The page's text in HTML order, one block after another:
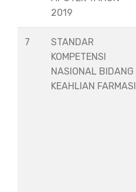
2019
7
STANDAR
KOMPETENSI
NASIONAL BIDANG
KEAHLIAN FARMASI